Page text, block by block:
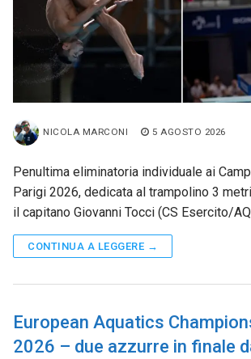
NICOLA MARCONI 5 AGOSTO 2026
Penultima eliminatoria individuale ai
Parigi 2026, dedicata al trampolino 3
il capitano Giovanni Tocci (CS Esercito/
CONTINUA A LEGGERE →
European Aquatics
2026 – due azzurre in finale